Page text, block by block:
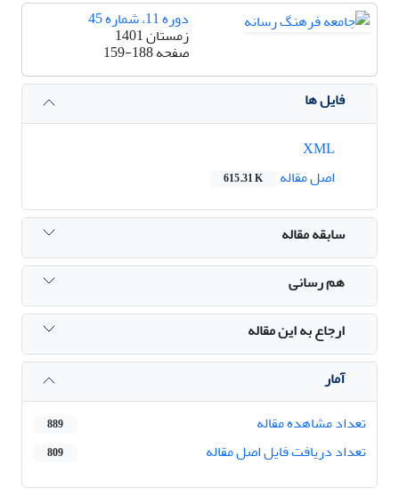
دوره 11، شماره 45
زمستان 1401
صفحه159-188
فایل ها
اصل مقاله
615.31 K
سابقه مقاله
هم رسانی
ارجاع به این مقاله
آمار
تعداد مشاهده مقاله
889
تعداد دریافت فایل اصل مقاله 809